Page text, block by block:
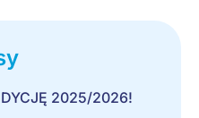
2025/2026!